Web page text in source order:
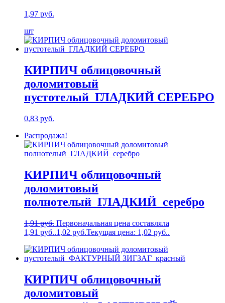
1,97 руб.
шт
КИРПИЧ облицовочный
доломитовый
пустотелый_ГЛАДКИЙ СЕРЕБРО
0,83 руб.
Распродажа!
КИРПИЧ облицовочный
доломитовый
полнотелый_ГЛАДКИЙ_серебро
1,91руб. Первоначальная цена составляла
1,91 руб..1,02 руб.Текущая цена: 1,02 руб..
КИРПИЧ облицовочный
доломитовый